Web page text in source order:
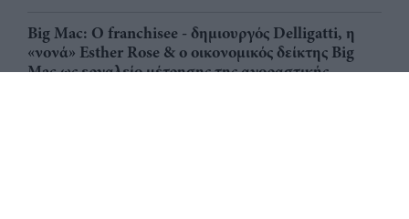
Big Mac: Ο franchisee - δημιουργός Delligatti, η
«νονά» Esther Rose & ο οικονομικός δείκτης Big
Mac ως εργαλείο μέτρησης της αγοραστικής